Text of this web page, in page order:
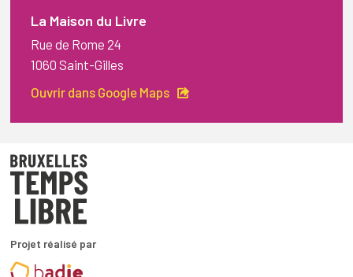
La Maison du Livre
Rue de Rome 24
1060 Saint-Gilles
Ouvrir dans Google Maps
Projet réalisé par